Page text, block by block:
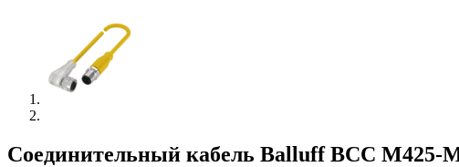
Соединительный кабель Balluff BCC M425-